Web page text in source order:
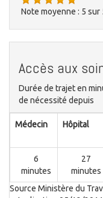
Note moyenne : 5 sur
Accès aux
Durée de trajet en
de nécessité depuis
Médecin Hôpital
6
minutes
27
minutes
Source Ministère du